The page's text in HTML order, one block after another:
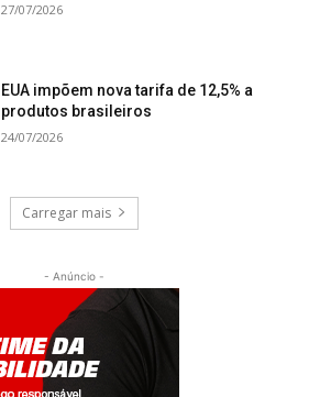
27/07/2026
EUA impõem nova tarifa de 12,5% a
produtos brasileiros
24/07/2026
Carregar mais
- Anúncio -